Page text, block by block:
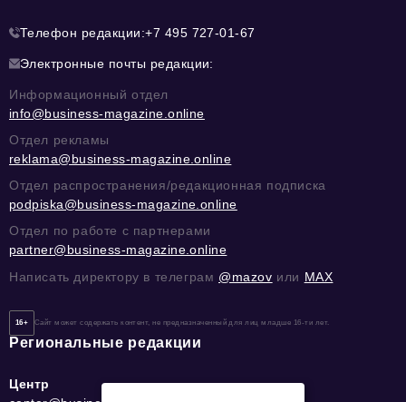
Телефон редакции:+7 495 727-01-67
Электронные почты редакции:
Информационный отдел
info@business-magazine.online
Отдел рекламы
reklama@business-magazine.online
Отдел распространения/редакционная подписка
podpiska@business-magazine.online
Отдел по работе с партнерами
partner@business-magazine.online
Написать директору в телеграм @mazov или MAX
16+ Сайт может содержать контент, не предназначенный для лиц младше 16-ти лет.
Региональные редакции
Центр